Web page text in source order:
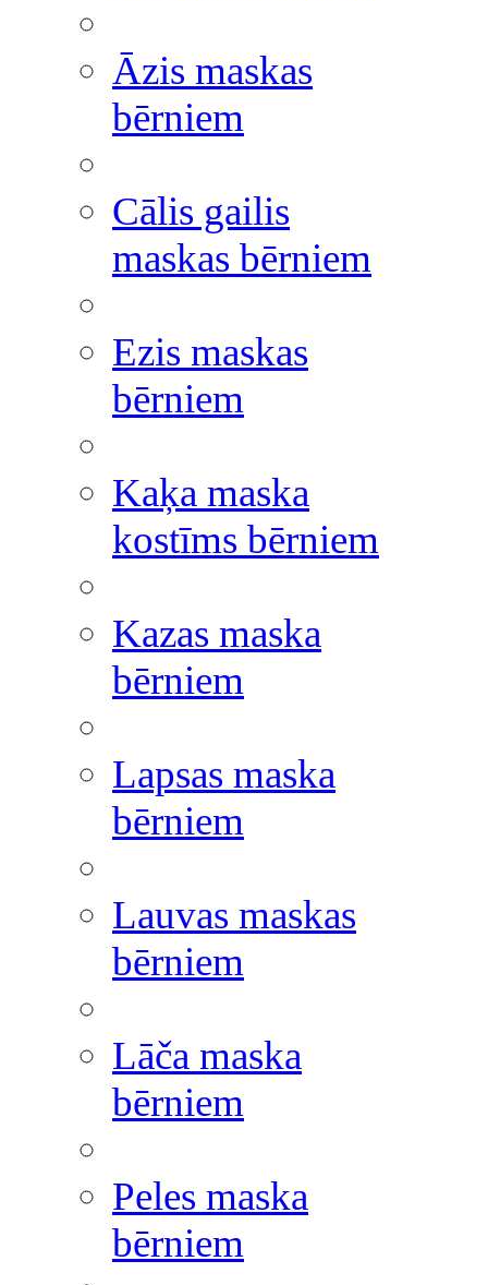
Āzis maskas
bērniem
Cālis gailis
maskas bērniem
Ezis maskas
bērniem
Kaķa maska
kostīms bērniem
Kazas maska
bērniem
Lapsas maska
bērniem
Lauvas maskas
bērniem
Lāča maska
bērniem
Peles maska
bērniem